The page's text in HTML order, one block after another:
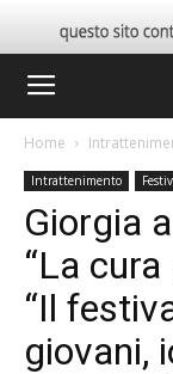
Home
Intrattenimento
Giorgia
“La
“Il
giovani,